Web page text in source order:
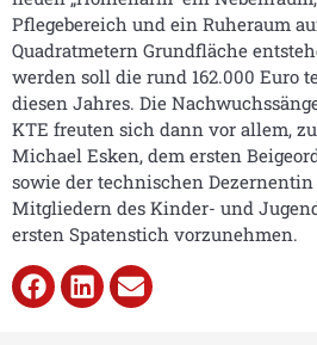
Pflegebereich und ein Ruheraum
Quadratmetern Grundfläche
werden soll die rund 162.000 Euro
diesen Jahres. Die
KTE freuten sich dann vor allem,
Michael Esken, dem ersten
sowie der technischen
Mitgliedern des Kinder- und
ersten Spatenstich vorzunehmen.